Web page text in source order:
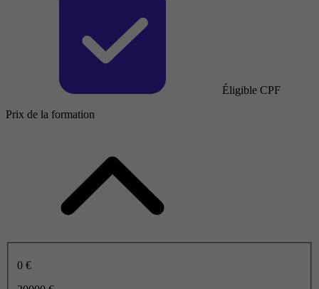
Éligible CPF
Prix de la formation
0 €